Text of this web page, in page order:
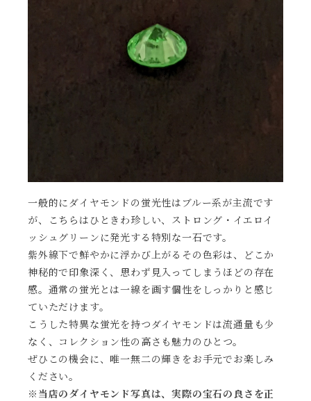
一般的にダイヤモンドの蛍光性はブルー系が主流です
が、こちらはひときわ珍しい、ストロング・イエロイ
ッシュグリーンに発光する特別な一石です。
紫外線下で鮮やかに浮かび上がるその色彩は、どこか
神秘的で印象深く、思わず見入ってしまうほどの存在
感。通常の蛍光とは一線を画す個性をしっかりと感じ
ていただけます。
こうした特異な蛍光を持つダイヤモンドは流通量も少
なく、コレクション性の高さも魅力のひとつ。
ぜひこの機会に、唯一無二の輝きをお手元でお楽しみ
ください。
※当店のダイヤモンド写真は、実際の宝石の良さを正